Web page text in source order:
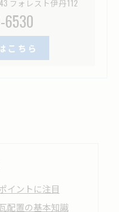
フォレスト伊丹112
6530
こちら
イントに注目
配置の基本知識